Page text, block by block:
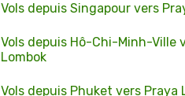
Vols depuis Singapour vers
Vols depuis Hô-Chi-Minh-Ville
Lombok
Vols depuis Phuket vers Praya